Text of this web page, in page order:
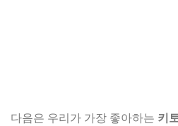
다음은 우리가 가장 좋아하는 키